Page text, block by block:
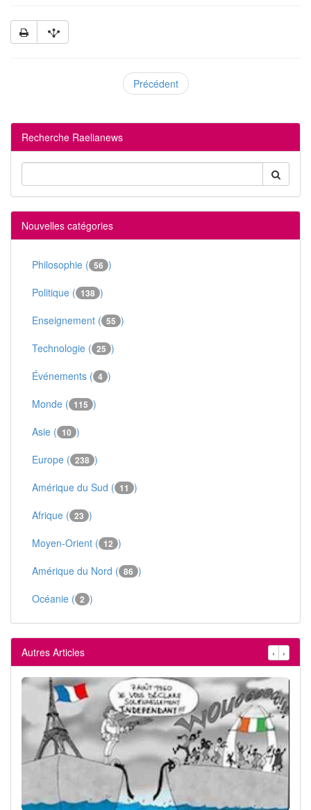
Précédent
Recherche Raelianews
Nouvelles catégories
Philosophie ( 56 )
Politique ( 138 )
Enseignement ( 55 )
Technologie ( 25 )
Événements ( 4 )
Monde ( 115 )
Asie ( 10 )
Europe ( 238 )
Amérique du Sud ( 11 )
Afrique ( 23 )
Moyen-Orient ( 12 )
Amérique du Nord ( 86 )
Océanie ( 2 )
Autres Articles ‹ ›